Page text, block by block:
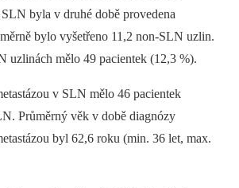
byla v druhé době provedena
bylo vyšetřeno 11,2 non-SLN uzlin.
uzlinách mělo 49 pacientek (12,3 %).
v SLN mělo 46 pacientek
Průměrný věk v době diagnózy
byl 62,6 roku (min. 36 let, max.